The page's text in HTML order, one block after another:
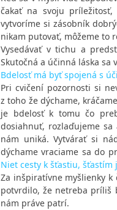
čakať na svoju
vytvoríme si zásobník
nikam putovať, môžeme to
Vysedávať v tichu a
Skutočná a účinná láska
Bdelosť má byť spojená s
Pri cvičení pozornosti si
z toho že dýchame,
je bdelosť k tomu čo
dosiahnuť, rozlaďujeme
nám uniká. Vytvárať si
dýchame vraciame sa do
Niet cesty k šťastiu, šťastím
Za inšpiratívne myšlienky k
potvrdilo, že netreba príliš
nám práve patrí.